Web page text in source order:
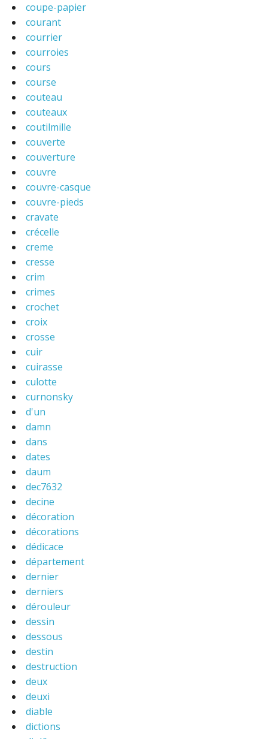
coupe-papier
courant
courrier
courroies
cours
course
couteau
couteaux
coutilmille
couverte
couverture
couvre
couvre-casque
couvre-pieds
cravate
crécelle
creme
cresse
crim
crimes
crochet
croix
crosse
cuir
cuirasse
culotte
curnonsky
d'un
damn
dans
dates
daum
dec7632
decine
décoration
décorations
dédicace
département
dernier
derniers
dérouleur
dessin
dessous
destin
destruction
deux
deuxi
diable
dictions